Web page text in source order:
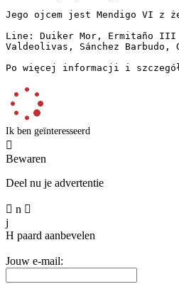
Jego ojcem jest Mendigo VI z
Line: Duiker Mor, Ermitaño
Valdeolivas, Sánchez
Po więcej informacji i
Ik ben geïnteresseerd

Bewaren
Deel nu je advertentie
 n 
j
H paard aanbevelen
Jouw e-mail: